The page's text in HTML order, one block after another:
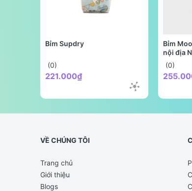
Bỉm Supdry
(0)
221.000₫
Bỉm
nội địa
(0)
VỀ CHÚNG TÔI
Trang chủ
Giới thiệu
Blogs